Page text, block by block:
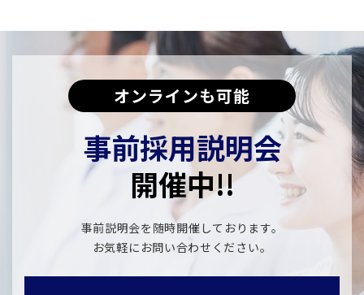
オンラインも可能
事前採用説明会
開催中!!
事前説明会を随時開催しております。
​​​​​​​お気軽にお問い合わせください。